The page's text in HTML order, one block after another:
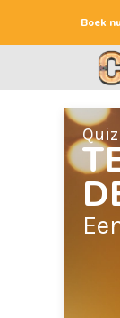
Boek